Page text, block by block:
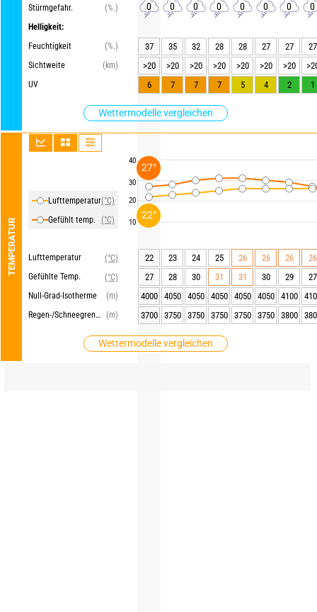
Stürmgefahr.
(%.)
Helligkeit:
Feuchtigkeit
(%.)
Sichtweite
(km)
UV
Wettermodelle vergleichen
TEMPERATUR
Lufttemperatur(°C)
Gefühlt temp.
(°C)
Lufttemperatur
(°C)
Gefühlte Temp.
(°C)
Null-Grad-Isotherme
(m)
Regen-/Schneegrenze (m)
Wettermodelle vergleichen
40
30
20
10
0 0 0 0 0 0 0 0
37 35 32 28 28 27 27
27
>20
>20 >20 >20 >20 >20 >20
6
7 7 7 5 4 2 1
22 23 24 25 26 26 26
26
27
28 30 31 31 30 29
27
4000
4050 4050 4050 4050 4050 4100
3700
3750 3750 3750 3750 3750 3800
22°
27°